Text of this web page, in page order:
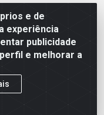
e de
experiência
publicidade
e melhorar a
- RODOVIA BR-
Jaboatão dos
0001-84